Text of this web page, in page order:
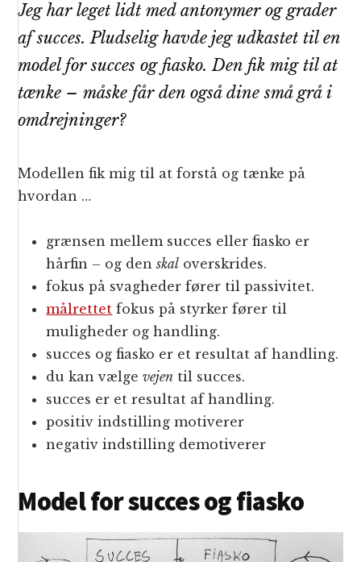
Jeg har leget lidt med antonymer og grader
af succes. Pludselig havde jeg udkastet til en
model for succes og fiasko. Den fik mig til at
tænke – måske får den også dine små grå i
omdrejninger?
Modellen fik mig til at forstå og tænke på
hvordan …
grænsen mellem succes eller fiasko er
hårfin – og denskal overskrides.
fokus på svagheder fører til passivitet.
målrettet fokus på styrker fører til
muligheder og handling.
succes og fiasko er et resultat af handling.
du kan vælgevejen til succes.
succes er et resultat af handling.
positiv indstilling motiverer
negativ indstilling demotiverer
Model for succes og fiasko